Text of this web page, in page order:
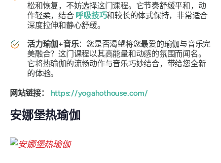
松和恢复，不妨选择这门课程。它节奏舒缓平和，动
作轻柔，结合 呼吸技巧和较长的体式保持，非常适合
深度拉伸和静心舒缓。
活力瑜伽+音乐：您是否渴望将您最爱的瑜伽与音乐完
美融合？这门课程以其高能量和动感的氛围而闻名。
它将热瑜伽的流畅动作与音乐巧妙结合，带给您全新
的体验。
网站链接： https://yogahothouse.com/
安娜堡热瑜伽